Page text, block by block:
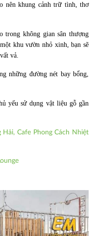
nên khung cảnh trữ tình, thơ
trong không gian sân thượng
khu vườn nhỏ xinh, bạn sẽ
vả.
những đường nét bay bổng,
yếu sử dụng vật liệu gỗ gần
Hải, Cafe Phong Cách Nhiệt